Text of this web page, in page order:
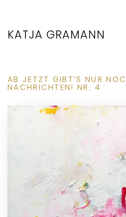
KATJA GRAMANN
AB JETZT GIBT’S NUR
NACHRICHTEN! NR. 4